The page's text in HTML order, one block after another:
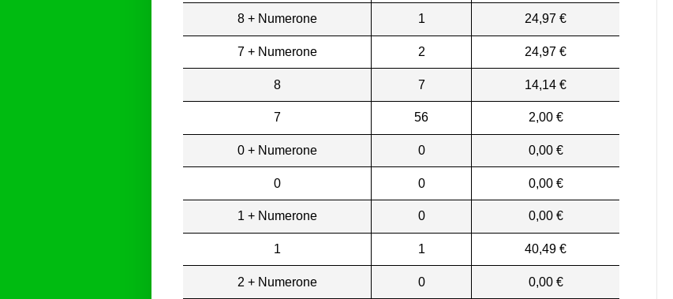
8 + Numerone 1 24,97 €
7 + Numerone 2 24,97 €
8 7 14,14 €
7 56 2,00 €
0 + Numerone 0 0,00 €
0 0 0,00 €
1 + Numerone 0 0,00 €
1 1 40,49 €
2 + Numerone 0 0,00 €